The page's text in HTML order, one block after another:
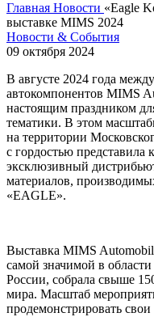
Главная Новости «Eagle
выставке MIMS 2024
Новости & События
09 октября 2024
В августе 2024 года
автокомпонентов MIMS
настоящим праздником
тематики. В этом
на территории
с гордостью
эксклюзивный
материалов,
«EAGLE».
Выставка MIMS
самой значимой в
России, собрала свыше
мира. Масштаб
продемонстрировать